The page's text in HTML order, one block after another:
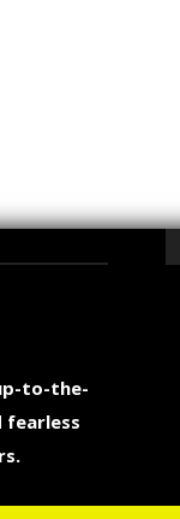
to-the-
fearless